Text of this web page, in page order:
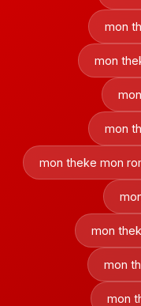
mon
mon
mon
mon theke mon
mon
mon
mon